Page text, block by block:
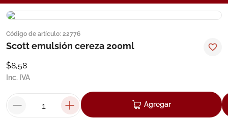
Código de artículo: 22776
Scott emulsión cereza 200ml
$8,58
Inc. IVA
Agregar
términos más buscados
1. eucerin
cerave